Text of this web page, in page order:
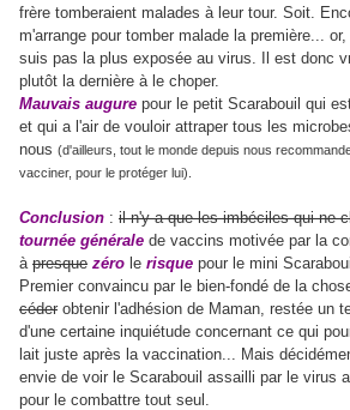
frère tomberaient malades à leur tour. Soit.
m'arrange pour tomber malade la première...
suis pas la plus exposée au virus. Il est donc
plutôt la dernière à le choper.
Mauvais augure pour le petit Scarabouil qui
et qui a l'air de vouloir attraper tous les
nous (d'ailleurs, tout le monde depuis nous
vacciner, pour le protéger lui).
Conclusion : il n'y a que les imbéciles qui ne
tournée générale de vaccins motivée par la
à presque zéro le risque pour le mini
Premier convaincu par le bien-fondé de la
céder obtenir l'adhésion de Maman, restée un
d'une certaine inquiétude concernant ce qui
lait juste après la vaccination... Mais
envie de voir le Scarabouil assailli par le virus
pour le combattre tout seul.